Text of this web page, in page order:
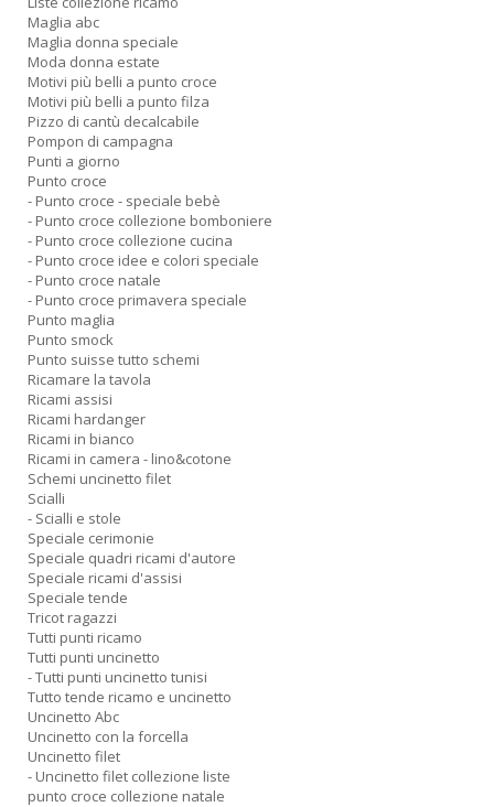
Maglia abc
Maglia donna speciale
Moda donna estate
Motivi più belli a punto croce
Motivi più belli a punto filza
Pizzo di cantù decalcabile
Pompon di campagna
Punti a giorno
Punto croce
- Punto croce - speciale bebè
- Punto croce collezione bomboniere
- Punto croce collezione cucina
- Punto croce idee e colori speciale
- Punto croce natale
- Punto croce primavera speciale
Punto maglia
Punto smock
Punto suisse tutto schemi
Ricamare la tavola
Ricami assisi
Ricami hardanger
Ricami in bianco
Ricami in camera - lino&cotone
Schemi uncinetto filet
Scialli
- Scialli e stole
Speciale cerimonie
Speciale quadri ricami d'autore
Speciale ricami d'assisi
Speciale tende
Tricot ragazzi
Tutti punti ricamo
Tutti punti uncinetto
- Tutti punti uncinetto tunisi
Tutto tende ricamo e uncinetto
Uncinetto Abc
Uncinetto con la forcella
Uncinetto filet
- Uncinetto filet collezione liste
punto croce collezione natale